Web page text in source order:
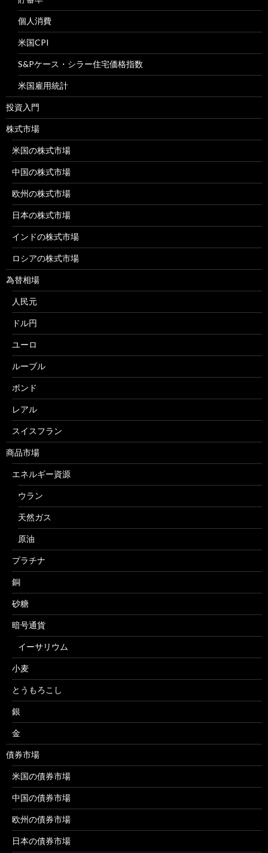
個人消費
米国CPI
S&Pケース・シラー住宅価格指数
米国雇用統計
投資入門
株式市場
米国の株式市場
中国の株式市場
欧州の株式市場
日本の株式市場
インドの株式市場
ロシアの株式市場
為替相場
人民元
ドル円
ユーロ
ルーブル
ポンド
レアル
スイスフラン
商品市場
エネルギー資源
ウラン
天然ガス
原油
プラチナ
銅
砂糖
暗号通貨
イーサリウム
小麦
とうもろこし
銀
金
債券市場
米国の債券市場
中国の債券市場
欧州の債券市場
日本の債券市場